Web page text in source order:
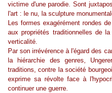
victime d'une parodie. Sont
l'art : le nu, la sculpture
Les formes exagérément rondes
aux propriétés traditionnelles de
verticalité.
Par son irrévérence à l'égard des
la hiérarchie des genres,
traditions, contre la société
exprime sa révolte face à
continuer une guerre.